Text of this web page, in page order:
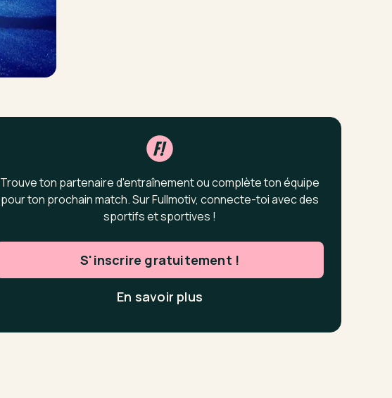
Trouve ton partenaire d'entraînement ou complète ton équipe
pour ton prochain match. Sur Fullmotiv, connecte-toi avec des
sportifs et sportives !
S'inscrire gratuitement !
En savoir plus